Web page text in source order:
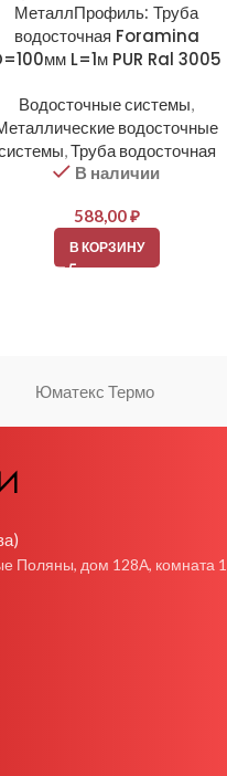
МеталлПрофиль: Труба
водосточная Foramina
L=1м PUR Ral 3005
Водосточные системы,
водосточные
,Труба водосточная
В наличии
588,00₽
В КОРЗИНУ
Юматекс Термо
Поляны, дом 128А, комната 1